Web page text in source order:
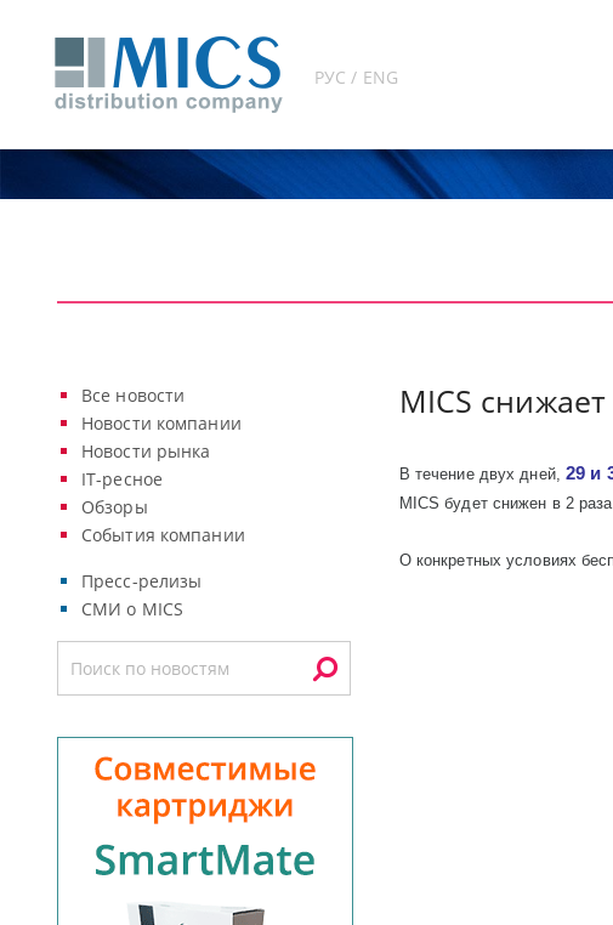
РУС / ENG
Все новости
Новости компании
Новости рынка
IT-ресное
Обзоры
События компании
Пресс-релизы
СМИ о MICS
MICS
В течение двух дней,29 и
MICS будет снижен в 2
О конкретных условиях